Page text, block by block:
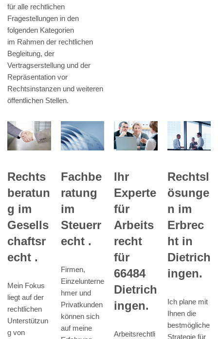
für alle rechtlichen
Fragestellungen in den
folgenden Kategorien
im Rahmen der rechtlichen
Begleitung, der
Vertragserstellung und der
Repräsentation vor
Rechtsinstanzen und weiteren
öffentlichen Stellen.
Rechts
beratun
g im
Gesells
chaftsr
echt .
Mein Fokus
liegt auf der
rechtlichen
Unterstützun
g von
Fachbe
ratung
im
Steuerr
echt .
Firmen,
Einzelunterne
hmer und
Privatkunden
können sich
auf meine
Ihr
Experte
für
Arbeits
recht
für
66484
Dietrich
ingen.
Arbeitsrechtli
Rechtsl
ösunge
n im
Erbrec
ht in
Dietrich
ingen.
Ich plane mit
Ihnen die
bestmögliche
Strategie für